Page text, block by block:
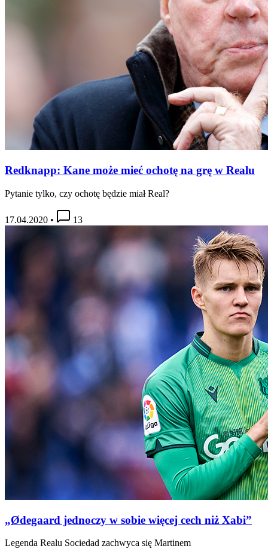
Redknapp: Kane może mieć ochotę na grę w Realu
Pytanie tylko, czy ochotę będzie miał Real?
17.04.2020 • 13
„Ødegaard jednoczy w sobie więcej cech niż Xabi”
Legenda Realu Sociedad zachwyca się Martinem